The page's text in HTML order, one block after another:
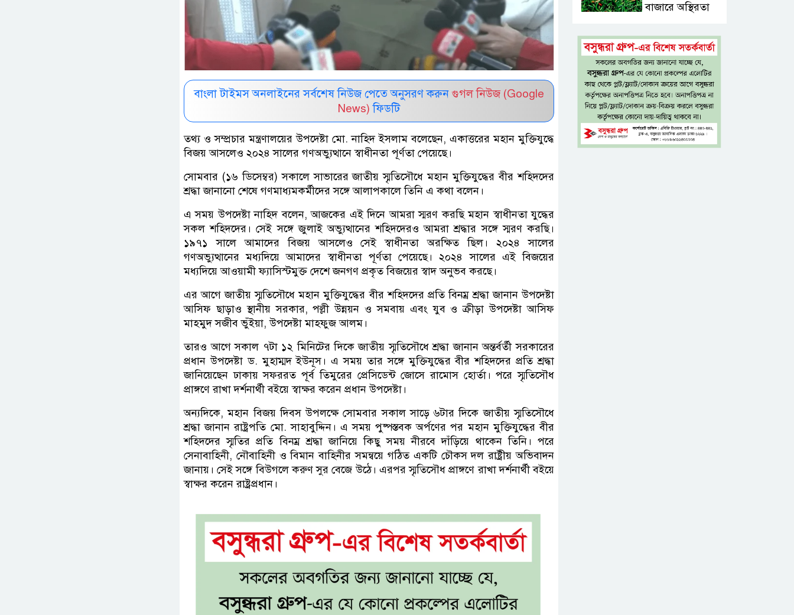
বাংলা টাইমস অনলাইনের সর্বশেষ নিউজ পেতে অনুসরণ করুন গুগল নিউজ (Google
News) ফিডটি
তথ্য ও সম্প্রচার মন্ত্রণালয়ের উপদেষ্টা মো. নাহিদ ইসলাম বলেছেন, একাত্তরের মহান মুক্তিযুদ্ধে
বিজয় আসলেও ২০২৪ সালের গণঅভ্যুত্থানে স্বাধীনতা পূর্ণতা পেয়েছে।
সোমবার (১৬ ডিসেম্বর) সকালে সাভারের জাতীয় স্মৃতিসৌধে মহান মুক্তিযুদ্ধের বীর শহিদদের
শ্রদ্ধা জানানো শেষে গণমাধ্যমকর্মীদের সঙ্গে আলাপকালে তিনি এ কথা বলেন।
এ সময় উপদেষ্টা নাহিদ বলেন, আজকের এই দিনে আমরা স্মরণ করছি মহান স্বাধীনতা যুদ্ধের
সকল শহিদদের। সেই সঙ্গে জুলাই অভ্যুত্থানের শহিদদেরও আমরা শ্রদ্ধার সঙ্গে স্মরণ করছি।
১৯৭১ সালে আমাদের বিজয় আসলেও সেই স্বাধীনতা অরক্ষিত ছিল। ২০২৪ সালের
গণঅভ্যুত্থানের মধ্যদিয়ে আমাদের স্বাধীনতা পূর্ণতা পেয়েছে। ২০২৪ সালের এই বিজয়ের
মধ্যদিয়ে আওয়ামী ফ্যাসিস্টমুক্ত দেশে জনগণ প্রকৃত বিজয়ের স্বাদ অনুভব করছে।
এর আগে জাতীয় স্মৃতিসৌধে মহান মুক্তিযুদ্ধের বীর শহিদদের প্রতি বিনম্র শ্রদ্ধা জানান উপদেষ্টা
আসিফ ছাড়াও স্থানীয় সরকার, পল্লী উন্নয়ন ও সমবায় এবং যুব ও ক্রীড়া উপদেষ্টা আসিফ
মাহমুদ সজীব ভুঁইয়া, উপদেষ্টা মাহফুজ আলম।
তারও আগে সকাল ৭টা ১২ মিনিটের দিকে জাতীয় স্মৃতিসৌধে শ্রদ্ধা জানান অন্তর্বর্তী সরকারের
প্রধান উপদেষ্টা ড. মুহাম্মদ ইউনূস। এ সময় তার সঙ্গে মুক্তিযুদ্ধের বীর শহিদদের প্রতি শ্রদ্ধা
জানিয়েছেন ঢাকায় সফররত পূর্ব তিমুরের প্রেসিডেন্ট জোসে রামোস হোর্তা। পরে স্মৃতিসৌধ
প্রাঙ্গণে রাখা দর্শনার্থী বইয়ে স্বাক্ষর করেন প্রধান উপদেষ্টা।
অন্যদিকে, মহান বিজয় দিবস উপলক্ষে সোমবার সকাল সাড়ে ৬টার দিকে জাতীয় স্মৃতিসৌধে
শ্রদ্ধা জানান রাষ্ট্রপতি মো. সাহাবুদ্দিন। এ সময় পুষ্পস্তবক অর্পণের পর মহান মুক্তিযুদ্ধের বীর
শহিদদের স্মৃতির প্রতি বিনম্র শ্রদ্ধা জানিয়ে কিছু সময় নীরবে দাঁড়িয়ে থাকেন তিনি। পরে
সেনাবাহিনী, নৌবাহিনী ও বিমান বাহিনীর সমন্বয়ে গঠিত একটি চৌকস দল রাষ্ট্রীয় অভিবাদন
জানায়। সেই সঙ্গে বিউগলে করুণ সুর বেজে উঠে। এরপর স্মৃতিসৌধ প্রাঙ্গণে রাখা দর্শনার্থী বইয়ে
স্বাক্ষর করেন রাষ্ট্রপ্রধান।
বাজারে অস্থিরতা
সড়কে একদিনে প্রাণ
গেল ১৬ জনের,
সিলেটে বাস সংঘর্ষে
নিহত ৮
নগ্ন প্রেমে, নগ্ন মনে